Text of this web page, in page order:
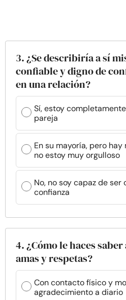
3. ¿Se describiría a sí
confiable y digno de
en una relación?
Sí, estoy
pareja
En su mayoría, pero
no estoy muy orgulloso
No, no soy capaz de
confianza
4. ¿Cómo le haces
amas y respetas?
Con contacto físico y
agradecimiento a diario